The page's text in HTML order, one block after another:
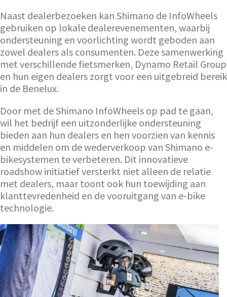
Naast dealerbezoeken kan Shimano de InfoWheels
gebruiken op lokale dealerevenementen, waarbij
ondersteuning en voorlichting wordt geboden aan
zowel dealers als consumenten. Deze samenwerking
met verschillende fietsmerken, Dynamo Retail Group
en hun eigen dealers zorgt voor een uitgebreid bereik
in de Benelux.
Door met de Shimano InfoWheels op pad te gaan,
wil het bedrijf een uitzonderlijke ondersteuning
bieden aan hun dealers en hen voorzien van kennis
en middelen om de wederverkoop van Shimano e-
bikesystemen te verbeteren. Dit innovatieve
roadshow initiatief versterkt niet alleen de relatie
met dealers, maar toont ook hun toewijding aan
klanttevredenheid en de vooruitgang van e-bike
technologie.